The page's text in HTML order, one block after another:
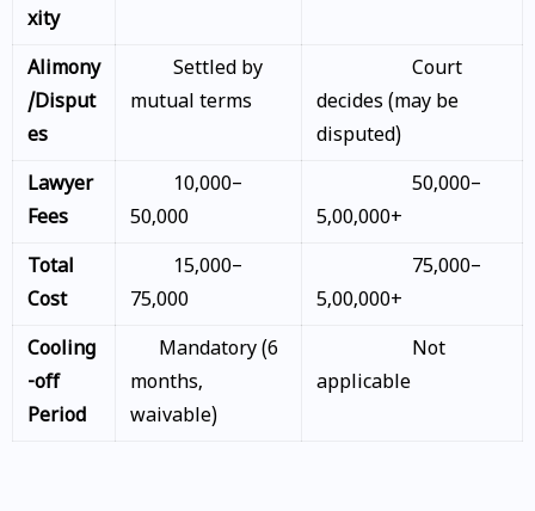
xity
Alimony
/Disput
es
Settled by
mutual terms
Court
decides (may be
disputed)
Lawyer
Fees
₹10,000–
₹50,000
₹50,000–
₹5,00,000+
Total
Cost
₹15,000–
₹75,000
₹75,000–
₹5,00,000+
Cooling
-off
Period
Mandatory (6
months,
waivable)
Not
applicable